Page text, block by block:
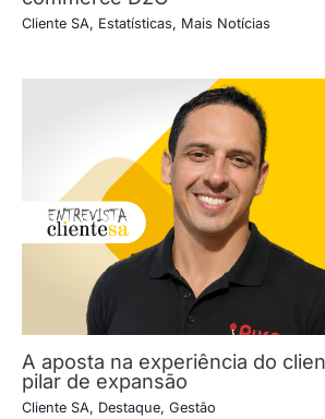
Cliente SA, Estatísticas, Mais Notícias
A aposta na experiência do
pilar de expansão
Cliente SA, Destaque, Gestão